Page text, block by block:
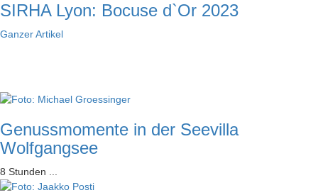
SIRHA Lyon: Bocuse d`Or 2023
GanzerArtikel
Genussmomente in der Seevilla
Wolfgangsee
8 Stunden ...